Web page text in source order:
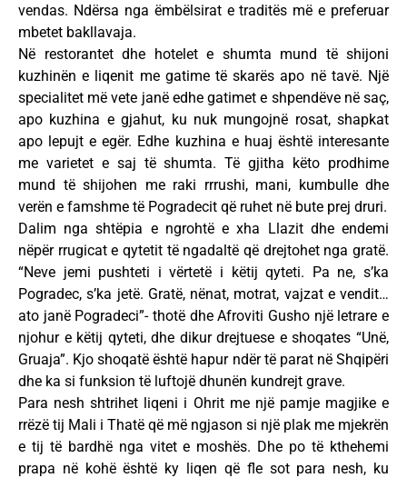
vendas. Ndërsa nga ëmbëlsirat e traditës më e preferuar
mbetet bakllavaja.
Në restorantet dhe hotelet e shumta mund të shijoni
kuzhinën e liqenit me gatime të skarës apo në tavë. Një
specialitet më vete janë edhe gatimet e shpendëve në saç,
apo kuzhina e gjahut, ku nuk mungojnë rosat, shapkat
apo lepujt e egër. Edhe kuzhina e huaj është interesante
me varietet e saj të shumta. Të gjitha këto prodhime
mund të shijohen me raki rrrushi, mani, kumbulle dhe
verën e famshme të Pogradecit që ruhet në bute prej druri.
Dalim nga shtëpia e ngrohtë e xha Llazit dhe endemi
nëpër rrugicat e qytetit të ngadaltë që drejtohet nga gratë.
“Neve jemi pushteti i vërtetë i këtij qyteti. Pa ne, s’ka
Pogradec, s’ka jetë. Gratë, nënat, motrat, vajzat e vendit…
ato janë Pogradeci”- thotë dhe Afroviti Gusho një letrare e
njohur e këtij qyteti, dhe dikur drejtuese e shoqates “Unë,
Gruaja”. Kjo shoqatë është hapur ndër të parat në Shqipëri
dhe ka si funksion të luftojë dhunën kundrejt grave.
Para nesh shtrihet liqeni i Ohrit me një pamje magjike e
rrëzë tij Mali i Thatë që më ngjason si një plak me mjekrën
e tij të bardhë nga vitet e moshës. Dhe po të kthehemi
prapa në kohë është ky liqen që fle sot para nesh, ku